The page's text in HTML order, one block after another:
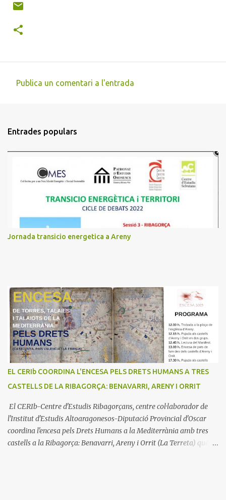
e
n
a
Publica un comentari a l'entrada
Entrades populars
Jornada transicio energetica a Areny
EL CERIb COORDINA L'ENCESA PELS DRETS HUMANS A TRES
CASTELLS DE LA RIBAGORÇA: BENAVARRI, ARENY I ORRIT
El CERIb-Centre d'Estudis Ribagorçans, centre col·laborador de
l'Institut d'Estudis Altoaragonesos-Diputació Provincial d'Oscar
coordina l'encesa pels Drets Humans a la Mediterrània amb tres
castells a la Ribagorça: Benavarri, Areny i Orrit (La Terreta) que